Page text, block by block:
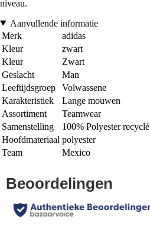
niveau.
Aanvullende informatie
Merk
adidas
Kleur
zwart
Kleur
Zwart
Geslacht
Man
Leeftijdsgroep
Volwassene
Karakteristiek
Lange mouwen
Assortiment
Teamwear
Samenstelling
100% Polyester recyclé
Hoofdmateriaal polyester
Team
Mexico